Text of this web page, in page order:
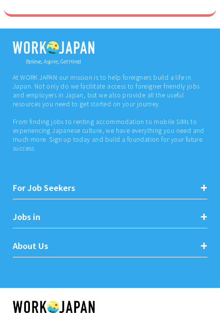
Believe, Aspire, Get Hired
At WORK JAPAN our mission is to help foreigners build a life in
Japan. Not only do we facilitate access to foreigner friendly jobs
and employers in Japan, but we also provide all the useful
resources you need to get started on your journey.
From finding jobs to renting accommodation to mobile SIMs to
experiencing Japanese culture, we have everything you need and
much more. Sign up today and build a foundation for your future
success.
For Job Seekers
Jobs in
About Us